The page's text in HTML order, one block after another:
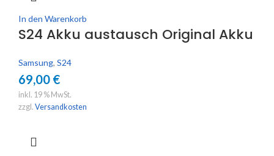
In den Warenkorb
S24 Akku austausch Original Akku
Samsung, S24
69,00 €
inkl. 19 % MwSt.
zzgl. Versandkosten